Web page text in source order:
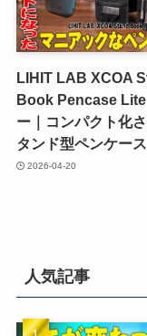
LIHIT LAB XCOA
Book Pencase Lite
ー｜コンパクト化
タンド型ペンケース
2026-04-20
人気記事